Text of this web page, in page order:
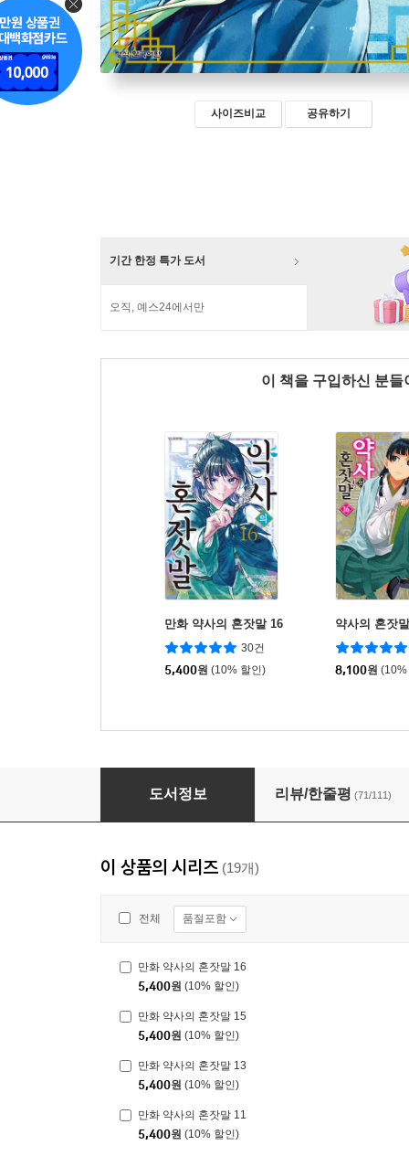
사이즈비교 공유하기
기간 한정 특가 도서
오직, 예스24에서만
이 책을 구입하신 분
만화 약사의 혼잣말 16
30건
5,400원 (10% 할인)
약사의 혼잣
8,100원 (10%
만화 약사의 혼잣말 3
도서정보 리뷰/한줄평 (71/111)
이 상품의 시리즈 (19개)
전체 품절포함
만화 약사의 혼잣말 16
5,400원 (10% 할인)
만화 약사의 혼잣말 15
5,400원 (10% 할인)
만화 약사의 혼잣말 13
5,400원 (10% 할인)
만화 약사의 혼잣말 11
5,400원 (10% 할인)